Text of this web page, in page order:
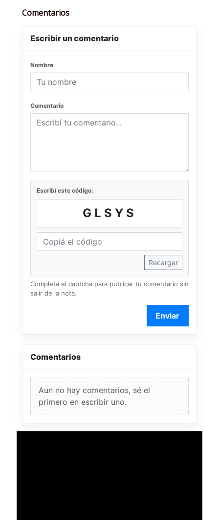
Comentarios
Escribir un comentario
Nombre
Comentario
Escribí este código:
GLSYS
Recargar
Completá el captcha para publicar tu comentario sin
salir de la nota.
Enviar
Comentarios
Aun no hay comentarios, sé el
primero en escribir uno.